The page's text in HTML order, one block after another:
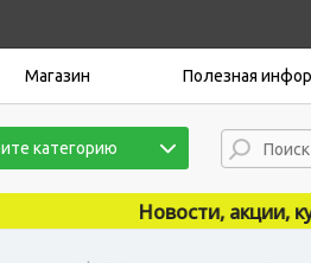
Магазин Полезная
категорию
Новости, акции,